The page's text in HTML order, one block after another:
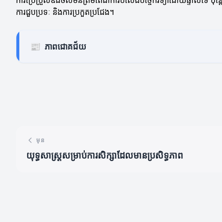
ការជួបប្រទៈ និងការប្រកួតប្រជែង។
📰 ភាពជោគជ័យ
មុន
យុទ្ធសាស្ត្រសម្រាប់ការសិក្សាដែលមានប្រសិទ្ធភាព